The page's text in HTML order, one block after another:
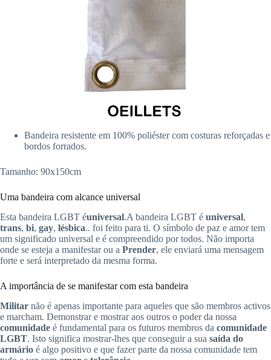
Bandeira resistente em 100% poliéster com costuras reforçadas e
bordos forrados.
Tamanho: 90x150cm
Uma bandeira com alcance universal
Esta bandeira LGBT éuniversal.A bandeira LGBT é universal,
trans, bi, gay, lésbica.. foi feito para ti. O símbolo de paz e amor tem
um significado universal e é compreendido por todos. Não importa
onde se esteja a manifestar ou a Prender, ele enviará uma mensagem
forte e será interpretado da mesma forma.
A importância de se manifestar com esta bandeira
Militar não é apenas importante para aqueles que são membros activos
e marcham. Demonstrar e mostrar aos outros o poder da nossa
comunidade é fundamental para os futuros membros da comunidade
LGBT. Isto significa mostrar-lhes que conseguir a sua saída do
armário é algo positivo e que fazer parte da nossa comunidade tem